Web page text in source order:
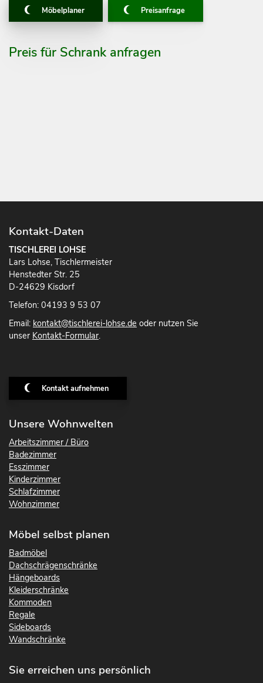
Möbelplaner Preisanfrage
Preis für Schrank anfragen
Kontakt-Daten
TISCHLEREI LOHSE
Lars Lohse, Tischlermeister
Henstedter Str. 25
D-24629 Kisdorf
Telefon: 04193 9 53 07
Email: kontakt@tischlerei-lohse.de oder nutzen Sie
unser Kontakt-Formular.
Kontakt aufnehmen
Unsere Wohnwelten
Arbeitszimmer / Büro
Badezimmer
Esszimmer
Kinderzimmer
Schlafzimmer
Wohnzimmer
Möbel selbst planen
Badmöbel
Dachschrägenschränke
Hängeboards
Kleiderschränke
Kommoden
Regale
Sideboards
Wandschränke
Sie erreichen uns persönlich